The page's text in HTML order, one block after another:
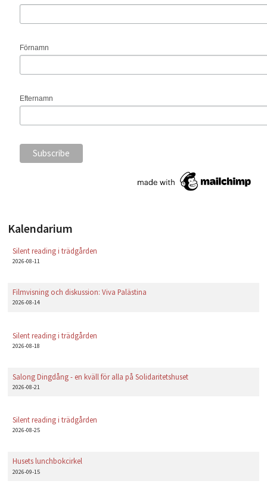
Förnamn
Efternamn
Kalendarium
Silent reading i trädgården
2026-08-11
Filmvisning och diskussion: Viva Palästina
2026-08-14
Silent reading i trädgården
2026-08-18
Salong Dingdång - en kväll för alla på Solidaritetshuset
2026-08-21
Silent reading i trädgården
2026-08-25
Husets lunchbokcirkel
2026-09-15